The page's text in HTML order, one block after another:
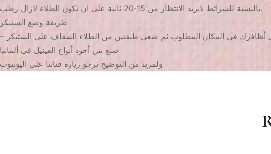
بالنسبة للشرائط لايزيد الانتظار من 15-20 ثانية على ان يكون الطلاء لازال رطب.
طريقة وضع الستيكر:
صنع من أجود أنواع الفينيل فى ألمانيا
ولمزيد من التوضيح نرجو زيارة قناتنا على اليوتيوب